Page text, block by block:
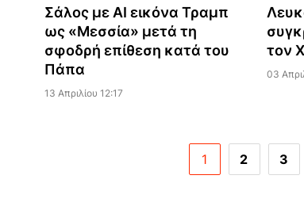
Σάλος με AI εικόνα Τραμπ
ως «Μεσσία» μετά τη
σφοδρή επίθεση κατά του
Πάπα
13 Απριλίου 12:17
τον
03
1 2 3